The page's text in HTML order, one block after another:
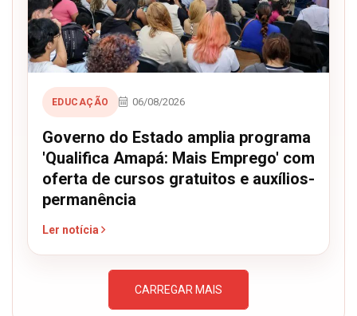
EDUCAÇÃO 06/08/2026
Governo do Estado amplia programa
'Qualifica Amapá: Mais Emprego' com
oferta de cursos gratuitos e auxílios-
permanência
Ler notícia
CARREGAR MAIS